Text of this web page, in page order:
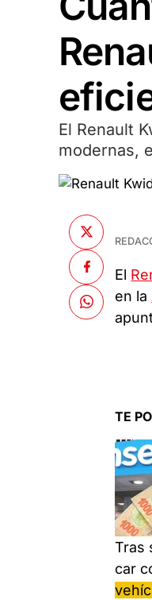
El Renault
modernas,
El
en la
TE
Tras
car